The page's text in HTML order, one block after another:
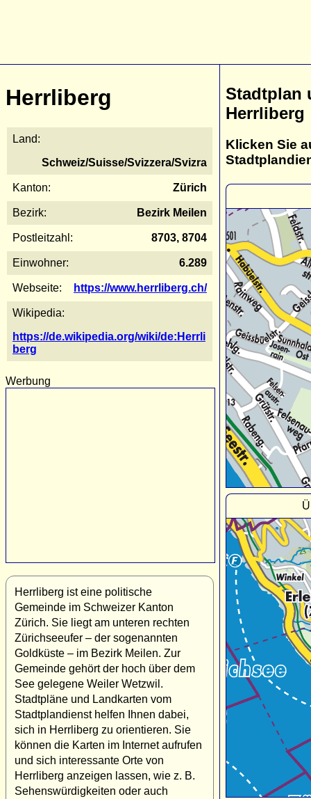
Herrliberg
Land:
Schweiz/Suisse/Svizzera/Svizra
Kanton: Zürich
Bezirk: Bezirk Meilen
Postleitzahl: 8703, 8704
Einwohner: 6.289
Webseite: https://www.herrliberg.ch/
Wikipedia:
https://de.wikipedia.org/wiki/de:Herrli
berg
Werbung
Herrliberg ist eine politische
Gemeinde im Schweizer Kanton
Zürich. Sie liegt am unteren rechten
Zürichseeufer – der sogenannten
Goldküste – im Bezirk Meilen. Zur
Gemeinde gehört der hoch über dem
See gelegene Weiler Wetzwil.
Stadtpläne und Landkarten vom
Stadtplandienst helfen Ihnen dabei,
sich in Herrliberg zu orientieren. Sie
können die Karten im Internet aufrufen
und sich interessante Orte von
Herrliberg anzeigen lassen, wie z. B.
Sehenswürdigkeiten oder auch
Stadtplan
Herrliberg
Klicken Sie